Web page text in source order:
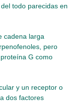
todo parecidas en
cadena larga
pero
G como
y un receptor o
dos factores